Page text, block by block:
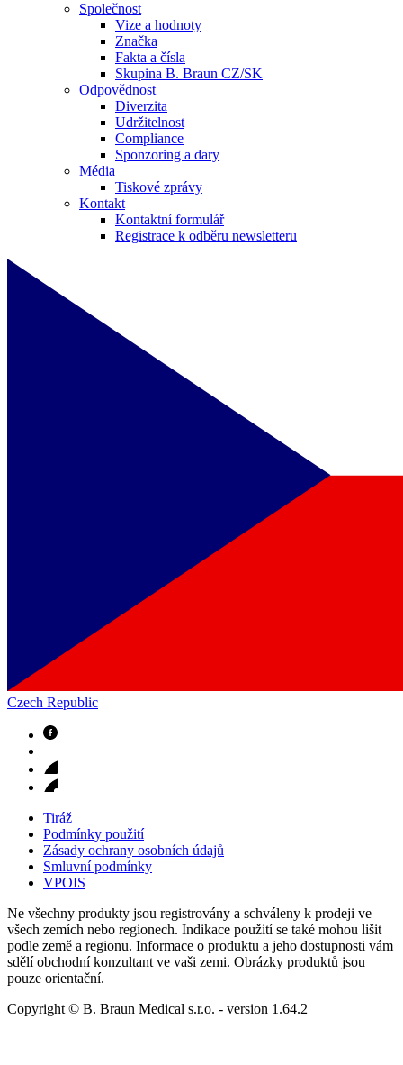
Společnost
Vize a hodnoty
Značka
Fakta a čísla
Skupina B. Braun CZ/SK
Odpovědnost
Diverzita
Udržitelnost
Compliance
Sponzoring a dary
Média
Tiskové zprávy
Kontakt
Kontaktní formulář
Registrace k odběru newsletteru
Czech Republic
Tiráž
Podmínky použití
Zásady ochrany osobních údajů
Smluvní podmínky
VPOIS
Ne všechny produkty jsou registrovány a schváleny k prodeji ve
všech zemích nebo regionech. Indikace použití se také mohou lišit
podle země a regionu. Informace o produktu a jeho dostupnosti vám
sdělí obchodní konzultant ve vaši zemi. Obrázky produktů jsou
pouze orientační.
Copyright © B. Braun Medical s.r.o. - version 1.64.2